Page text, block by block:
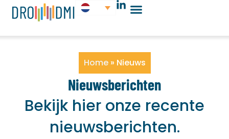
Home» Nieuws
Nieuwsberichten
Bekijk hier onze recente
nieuwsberichten.